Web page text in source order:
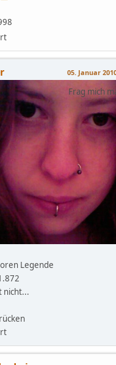
Legende
nicht...
05. Januar
Frag mich